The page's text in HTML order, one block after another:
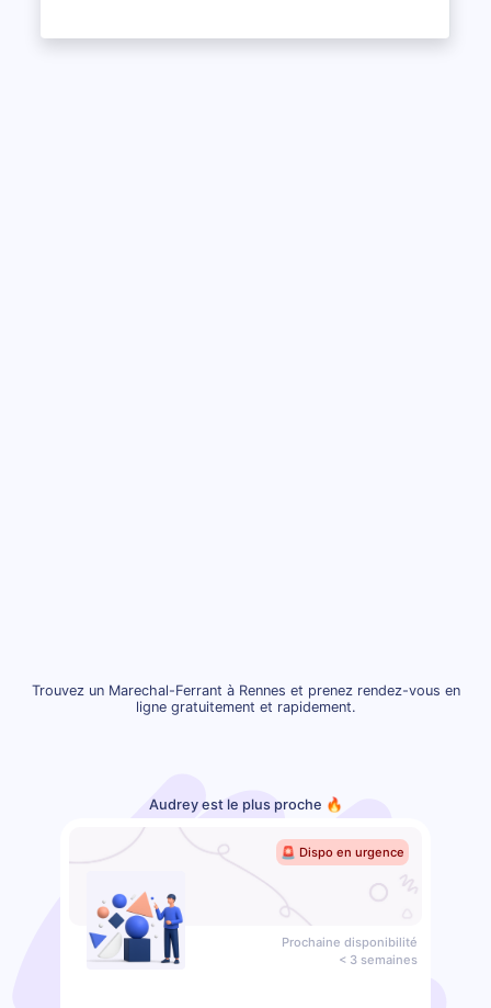
Trouvez un Marechal-Ferrant à Rennes et prenez rendez-vous en
ligne gratuitement et rapidement.
Audrey est le plus proche 🔥
🚨 Dispo en urgence
Prochaine disponibilité
< 3 semaines